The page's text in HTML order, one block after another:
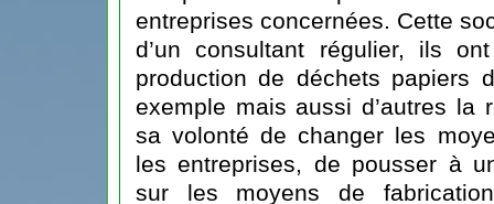
entreprises concernées. Cette
d’un consultant régulier, ils
production de déchets
exemple mais aussi d’autres la
sa volonté de changer les
les entreprises, de pousser à
sur les moyens de